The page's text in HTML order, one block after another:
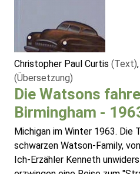
Christopher Paul Curtis (Text)
(Übersetzung)
Die Watsons
Birmingham -
Michigan im Winter 1963. Die
schwarzen Watson-Family,
Ich-Erzähler Kenneth